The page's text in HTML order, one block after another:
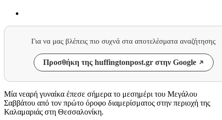
Για να μας βλέπεις πιο συχνά στα αποτελέσματα αναζήτησης
Προσθήκη της huffingtonpost.gr στην Google
Μία νεαρή γυναίκα έπεσε σήμερα το μεσημέρι του Μεγάλου
Σαββάτου από τον πρώτο όροφο διαμερίσματος στην περιοχή της
Καλαμαριάς στη Θεσσαλονίκη.